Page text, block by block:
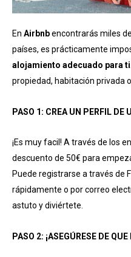
En Airbnbencontrarás miles
países, es prácticamente
alojamiento adecuado para ti
propiedad, habitación privada
PASO 1: CREA UN PERFIL DE
¡Es muy facil! A través de los
descuento de 50€ para
Puede registrarse a través de
rápidamente o por correo
astuto y diviértete.
PASO 2: ¡ASEGÚRESE DE